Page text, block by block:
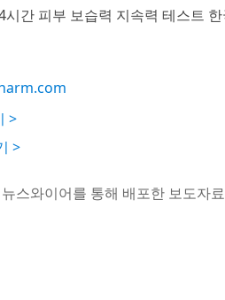
시간 피부 보습력 지속력 테스트
>
>
뉴스와이어를 통해 배포한 보도자